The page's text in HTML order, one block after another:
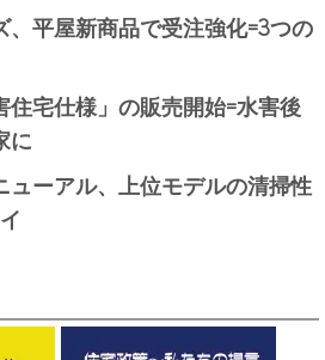
平屋新商品で受注強化=3つの
宅仕様」の販売開始=水害後
に
ューアル、上位モデルの清掃性